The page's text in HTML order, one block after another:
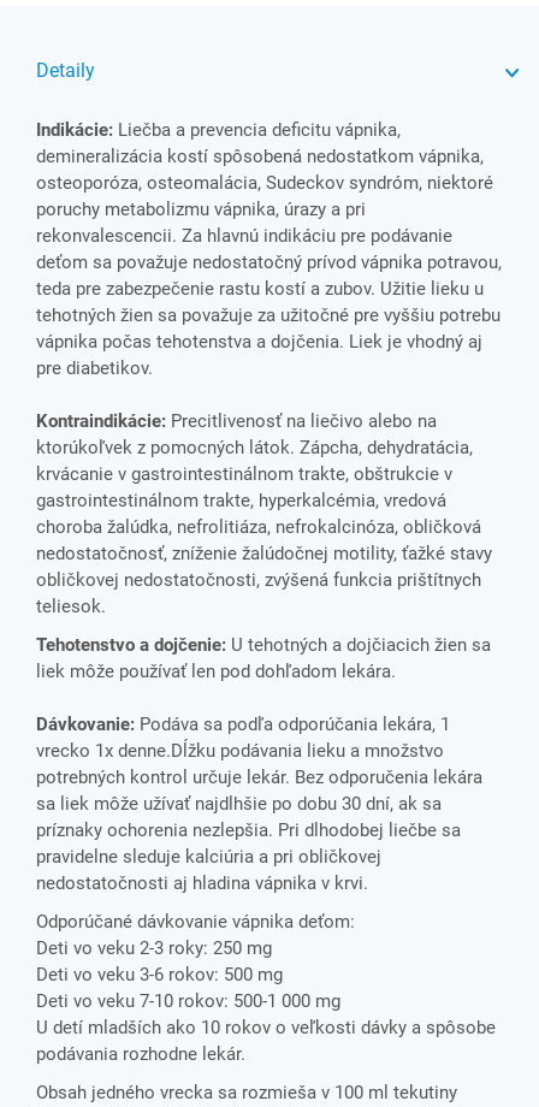
Detaily
Indikácie: Liečba a prevencia deficitu vápnika,
demineralizácia kostí spôsobená nedostatkom vápnika,
osteoporóza, osteomalácia, Sudeckov syndróm, niektoré
poruchy metabolizmu vápnika, úrazy a pri
rekonvalescencii. Za hlavnú indikáciu pre podávanie
deťom sa považuje nedostatočný prívod vápnika potravou,
teda pre zabezpečenie rastu kostí a zubov. Užitie lieku u
tehotných žien sa považuje za užitočné pre vyššiu potrebu
vápnika počas tehotenstva a dojčenia. Liek je vhodný aj
pre diabetikov.
Kontraindikácie: Precitlivenosť na liečivo alebo na
ktorúkoľvek z pomocných látok. Zápcha, dehydratácia,
krvácanie v gastrointestinálnom trakte, obštrukcie v
gastrointestinálnom trakte, hyperkalcémia, vredová
choroba žalúdka, nefrolitiáza, nefrokalcinóza, obličková
nedostatočnosť, zníženie žalúdočnej motility, ťažké stavy
obličkovej nedostatočnosti, zvýšená funkcia prištítnych
teliesok.
Tehotenstvo a dojčenie: U tehotných a dojčiacich žien sa
liek môže používať len pod dohľadom lekára.
Dávkovanie: Podáva sa podľa odporúčania lekára, 1
vrecko 1x denne.Dĺžku podávania lieku a množstvo
potrebných kontrol určuje lekár. Bez odporučenia lekára
sa liek môže užívať najdlhšie po dobu 30 dní, ak sa
príznaky ochorenia nezlepšia. Pri dlhodobej liečbe sa
pravidelne sleduje kalciúria a pri obličkovej
nedostatočnosti aj hladina vápnika v krvi.
Odporúčané dávkovanie vápnika deťom:
Deti vo veku 2-3 roky: 250 mg
Deti vo veku 3-6 rokov: 500 mg
Deti vo veku 7-10 rokov: 500-1 000 mg
U detí mladších ako 10 rokov o veľkosti dávky a spôsobe
podávania rozhodne lekár.
Obsah jedného vrecka sa rozmieša v 100 ml tekutiny